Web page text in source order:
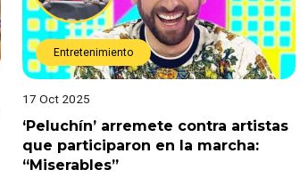
Entretenimiento
17 Oct 2025
‘Peluchín’ arremete contra artistas
que participaron en la marcha:
“Miserables”